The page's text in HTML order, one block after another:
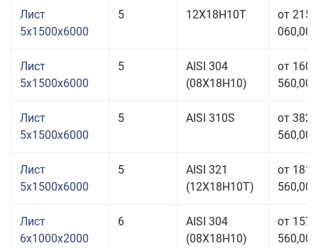
Лист
5x1500x6000
5 12Х18Н10Т
от 215
060,00
Лист
5x1500x6000
5
AISI 304
(08Х18Н10)
от 160
560,00
Лист
5x1500x6000
5 AISI 310S
от 382
560,00
Лист
5x1500x6000
5
AISI 321
(12Х18Н10Т)
от 181
560,00
Лист
6x1000x2000
6
AISI 304
(08Х18Н10)
от 157
560,00